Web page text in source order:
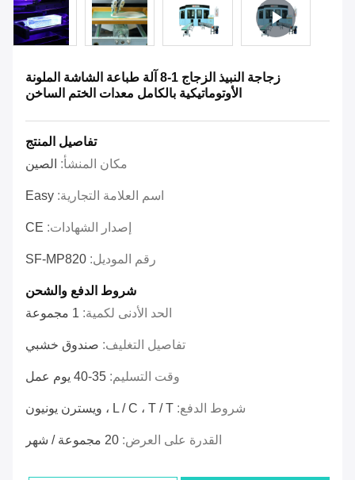
زجاجة النبيذ الزجاج 1-8 آلة طباعة الشاشة الملونة
الأوتوماتيكية بالكامل معدات الختم الساخن
تفاصيل المنتج
مكان المنشأ: الصين
اسم العلامة التجارية: Easy
إصدار الشهادات: CE
رقم الموديل: SF-MP820
شروط الدفع والشحن
الحد الأدنى لكمية: 1 مجموعة
تفاصيل التغليف: صندوق خشبي
وقت التسليم: 35-40 يوم عمل
شروط الدفع: L / C ، T / T ، ويسترن يونيون
القدرة على العرض: 20 مجموعة / شهر